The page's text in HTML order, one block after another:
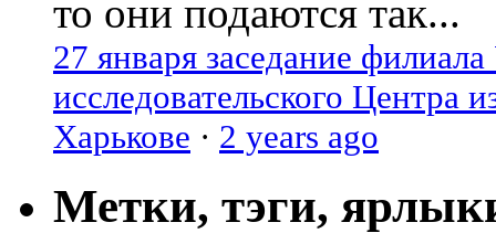
то они подаются так...
27 января заседание
исследовательского Центра
Харькове · 2 years ago
Метки, тэги,